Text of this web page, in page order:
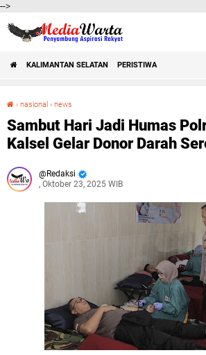
-->
KALIMANTAN SELATAN PERISTIWA
› nasional › news
Sambut Hari Jadi Humas
Kalsel Gelar Donor Darah
Redaksi
, Oktober 23, 2025 WIB